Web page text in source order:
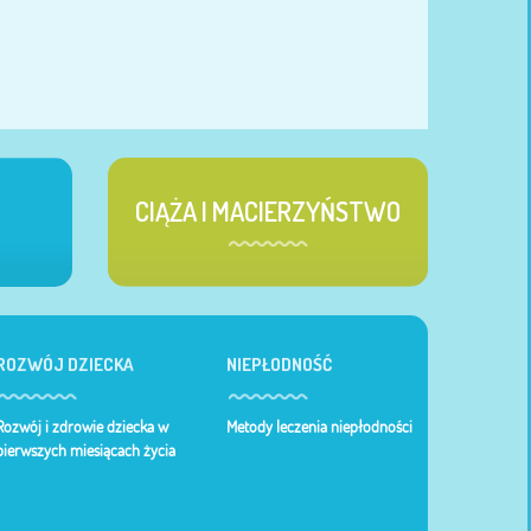
CIĄŻA I MACIERZYŃSTWO
DZIECKA
i zdrowie dziecka w
miesiącach życia
NIEPŁODNOŚĆ
Metody leczenia niepłodności